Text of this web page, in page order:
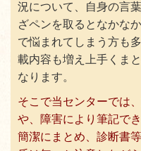
況について、自身の言
ざペンを取るとなかな
で悩まれてしまう方も
載内容も増え上手くま
なります。
そこで当センターでは
や、障害により筆記で
簡潔にまとめ、診断書